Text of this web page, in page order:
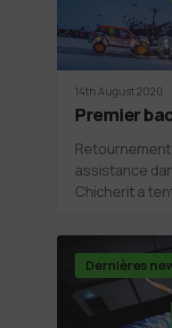
14th August 2020
Premier
assistance
Chicherit a
Dernières